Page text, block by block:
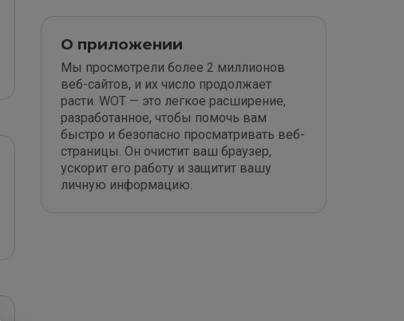
О приложении
Мы просмотрели более 2 миллионов
веб-сайтов, и их число продолжает
расти. WOT — это легкое расширение,
разработанное, чтобы помочь вам
быстро и безопасно просматривать веб-
страницы. Он очистит ваш браузер,
ускорит его работу и защитит вашу
личную информацию.